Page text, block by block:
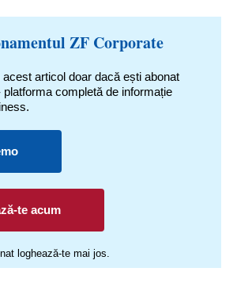
ZF Corporate
articol doar dacă ești abonat
completă de informație
te acum
loghează-te mai jos.